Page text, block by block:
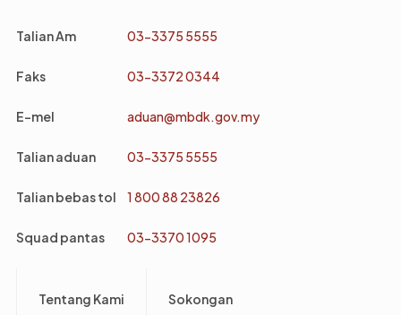
Talian Am 03-3375 5555
Faks 03-3372 0344
E-mel aduan@mbdk.gov.my
Talian aduan 03-3375 5555
Talian bebas tol 1 800 88 23826
Squad pantas 03-3370 1095
Tentang Kami Sokongan